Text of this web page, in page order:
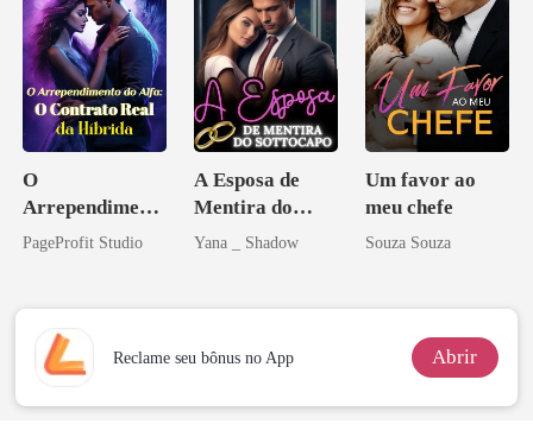
O
Arrependiment
o do Alfa: O
PageProfit Studio
A Esposa de
Mentira do
Sottocapo
Yana _ Shadow
Um favor ao
meu chefe
Souza Souza
Reclame seu bônus no App Abrir